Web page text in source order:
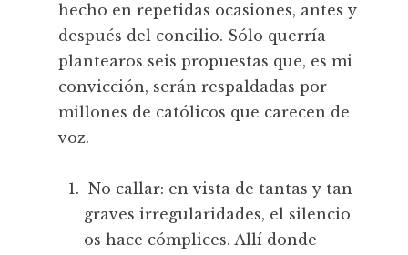
hecho en repetidas ocasiones, antes y
después del concilio. Sólo querría
plantearos seis propuestas que, es mi
convicción, serán respaldadas por
millones de católicos que carecen de
voz.
No callar: en vista de tantas y tan
graves irregularidades, el silencio
os hace cómplices. Allí donde